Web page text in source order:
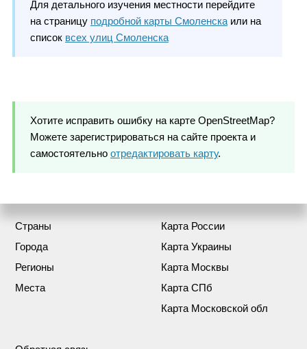
Для детального изучения местности перейдите
на страницу подробной карты Смоленскаили на
список всех улиц Смоленска
Хотите исправить ошибку на карте OpenStreetMap?
Можете зарегистрироваться на сайте проекта и
самостоятельно отредактировать карту.
Страны
Города
Регионы
Места
Карта России
Карта Украины
Карта Москвы
Карта СПб
Карта Московской обл